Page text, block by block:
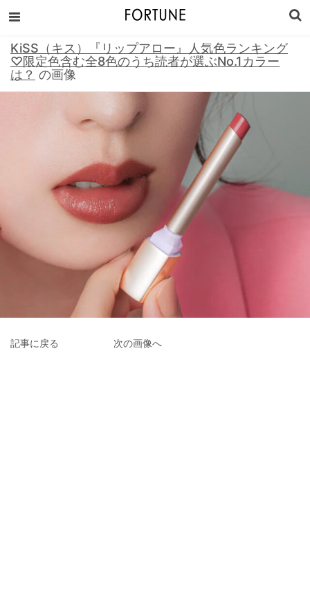
KiSS（キス）『リップアロー』人気色ランキング
♡限定色含む全8色のうち読者が選ぶNo.1カラー
は？ の画像
記事に戻る 次の画像へ